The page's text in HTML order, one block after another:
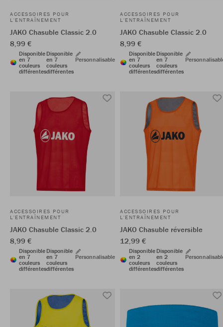
ACCESSOIRES POUR
L'ENTRAÎNEMENT
JAKO Chasuble Classic 2.0
8,99 €
Disponible
en 7
couleurs
différentes
Disponible
en 7
couleurs
différentes
Personnalisable
ACCESSOIRES POUR
L'ENTRAÎNEMENT
JAKO Chasuble Classic 2.0
8,99 €
Disponible
en 7
couleurs
différentes
Disponible
en 7
couleurs
différentes
ACCESSOIRES POUR
L'ENTRAÎNEMENT
JAKO Chasuble Classic 2.0
8,99 €
Disponible
en 7
couleurs
différentes
Disponible
en 7
couleurs
différentes
Personnalisable
ACCESSOIRES POUR
L'ENTRAÎNEMENT
JAKO Chasuble réversible
12,99 €
Disponible
en 2
couleurs
différentes
Disponible
en 2
couleurs
différentes